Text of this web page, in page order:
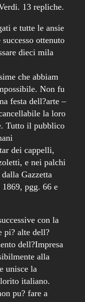
13 repliche.
e tutte le ansie
ottenuto
dieci mila
che abbiam
Non fu
festa dell?arte –
la loro
Tutto il pubblico
dei cappelli,
e nei palchi
Gazzetta
pgg. 66 e
con la
pi? alte dell?
dell?Impresa
alla
unisce la
italiano.
pu? fare a